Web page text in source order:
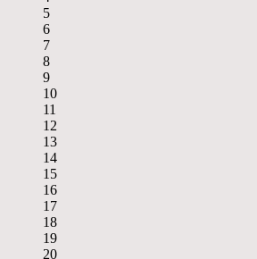
5
6
7
8
9
10
11
12
13
14
15
16
17
18
19
20